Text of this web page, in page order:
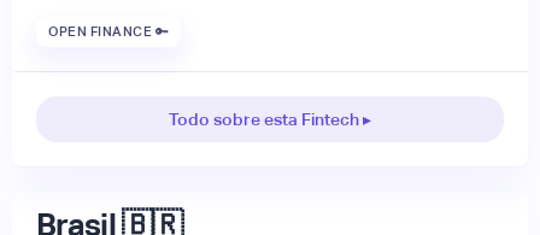
OPEN FINANCE 🔑
Todo sobre esta Fintech ▸
Brasil 🇧🇷